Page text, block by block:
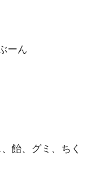
ーん
飴、グミ、ちく